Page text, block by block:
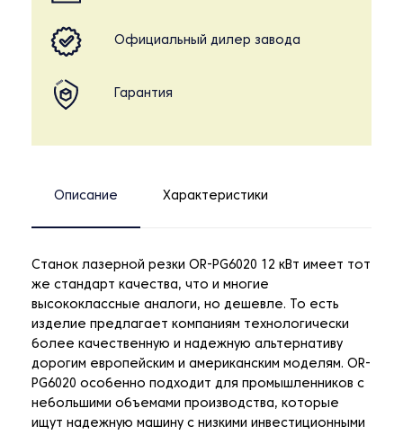
Официальный дилер завода
Гарантия
Описание Характеристики
Станок лазерной резки OR-PG6020 12 кВт имеет тот
же стандарт качества, что и многие
высококлассные аналоги, но дешевле. То есть
изделие предлагает компаниям технологически
более качественную и надежную альтернативу
дорогим европейским и американским моделям. OR-
PG6020 особенно подходит для промышленников с
небольшими объемами производства, которые
ищут надежную машину с низкими инвестиционными